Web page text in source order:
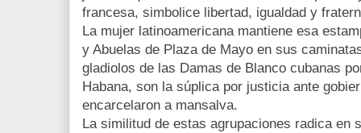
francesa, simbolice libertad, igualdad y
La mujer latinoamericana mantiene esa
y Abuelas de Plaza de Mayo en sus
gladiolos de las Damas de Blanco cubanas
Habana, son la súplica por justicia ante
encarcelaron a mansalva.
La similitud de estas agrupaciones radica en